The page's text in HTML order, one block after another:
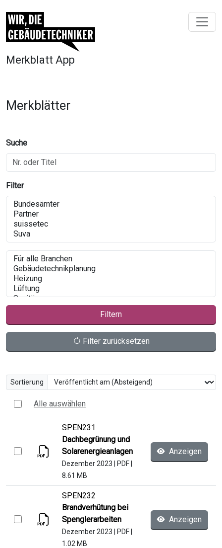
Merkblatt App
Merkblätter
Suche
Filter
Filtern
Filter zurücksetzen
Sortierung
Alle auswählen
SPEN231
Dachbegrünung und
Solarenergieanlagen
Dezember 2023 PDF
8.61 MB
Anzeigen
SPEN232
Brandverhütung bei
Spenglerarbeiten
Dezember 2023 PDF
1.02 MB
Anzeigen